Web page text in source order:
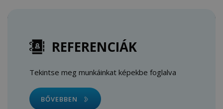
REFERENCIÁK
Tekintse meg munkáinkat képekbe foglalva
BŐVEBBEN